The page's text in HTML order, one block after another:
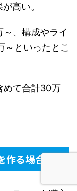
高い。
、構成やライ
といったとこ
めて合計30万
作る場合